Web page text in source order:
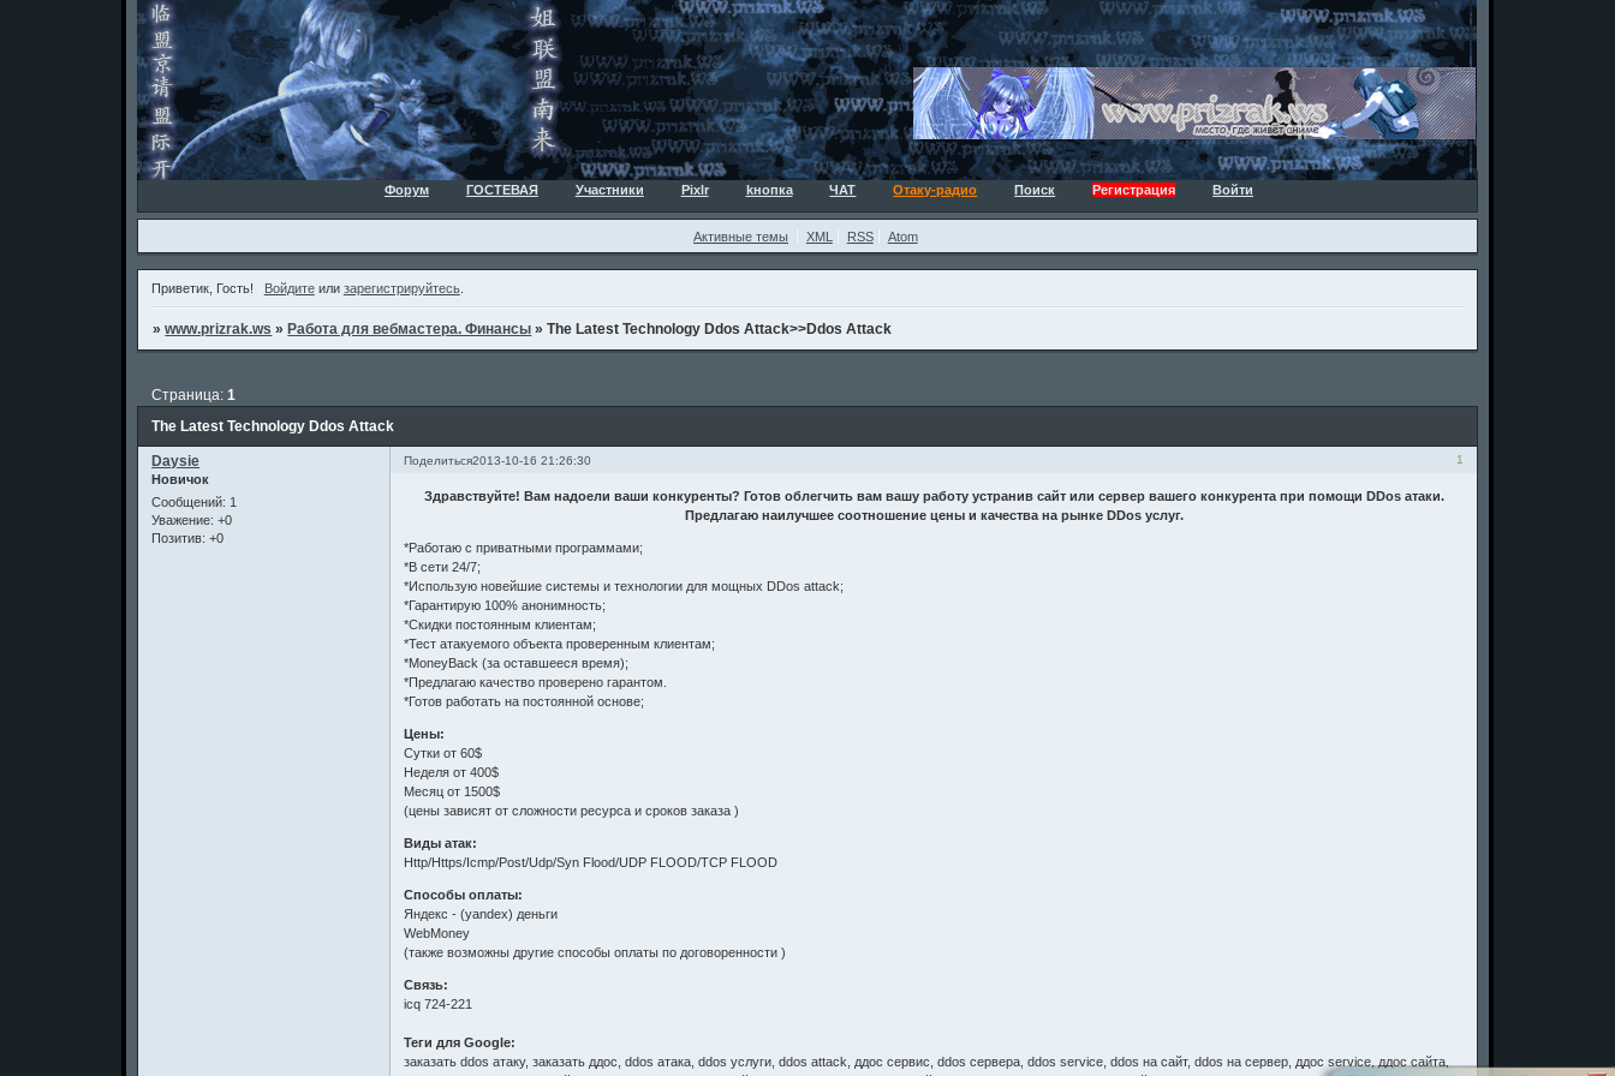
Форум ГОСТЕВАЯ Участники Pixlr kнопка ЧАТ Отаку-радио Поиск Регистрация Войти
Активные темы XML RSS Atom
Приветик, Гость! Войдитеили зарегистрируйтесь.
»www.prizrak.ws » Работа для вебмастера. Финансы »The Latest Technology Ddos Attack>>Ddos Attack
The Latest Technology Ddos Attack
Страница:1
Поделиться 1
2013-10-16 21:26:30
Daysie
Новичок
Сообщений: 1
Уважение: +0
Позитив: +0
Здравствуйте! Вам надоели ваши конкуренты? Готов облегчить вам вашу работу устранив сайт или сервер вашего конкурента при помощи DDos атаки.
Предлагаю наилучшее соотношение цены и качества на рынке DDos услуг.
*Работаю с приватными программами;
*В сети 24/7;
*Использую новейшие системы и технологии для мощных DDos attack;
*Гарантирую 100% анонимность;
*Скидки постоянным клиентам;
*Тест атакуемого объекта проверенным клиентам;
*MoneyBack (за оставшееся время);
*Предлагаю качество проверено гарантом.
*Готов работать на постоянной основе;
Цены:
Сутки от 60$
Неделя от 400$
Месяц от 1500$
(цены зависят от сложности ресурса и сроков заказа )
Виды атак:
Http/Https/Icmp/Post/Udp/Syn Flоod/UDP FLOOD/TCP FLOOD
Способы оплаты:
Яндекс - (yandex) деньги
WebMoney
(также возможны другие способы оплаты по договоренности )
Связь:
icq 724-221
Теги для Google:
заказать ddos атаку, заказать ддос, ddos атака, ddos услуги, ddos attack, ддос сервис, ddos сервера, ddos service, ddos на сайт, ddos на сервер, ддос service, ддос сайта,